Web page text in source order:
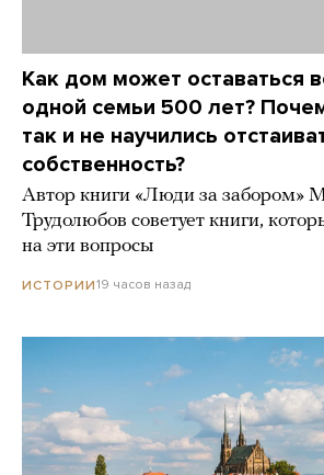
Как дом может оставаться
одной семьи 500 лет?
так и не научились
собственность?
Автор книги «Люди за забором»
Трудолюбов советует книги,
на эти вопросы
ИСТОРИИ19 часов назад